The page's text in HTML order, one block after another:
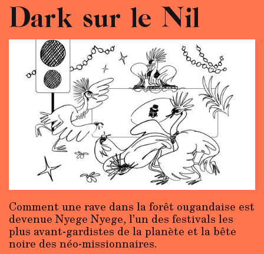
Dark sur le Nil
Comment une rave dans la forêt ougandaise est
devenue Nyege Nyege, l’un des festivals les
plus avant-gardistes de la planète et la bête
noire des néo-missionnaires.